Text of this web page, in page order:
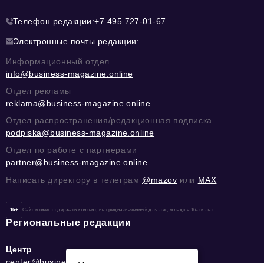
Телефон редакции:+7 495 727-01-67
Электронные почты редакции:
Информационный отдел
info@business-magazine.online
Отдел рекламы
reklama@business-magazine.online
Отдел распространения/редакционная подписка
podpiska@business-magazine.online
Отдел по работе с партнерами
partner@business-magazine.online
Написать директору в телеграм @mazov или MAX
16+ Сайт может содержать контент, не предназначенный для лиц младше 16-ти лет.
Региональные редакции
Центр